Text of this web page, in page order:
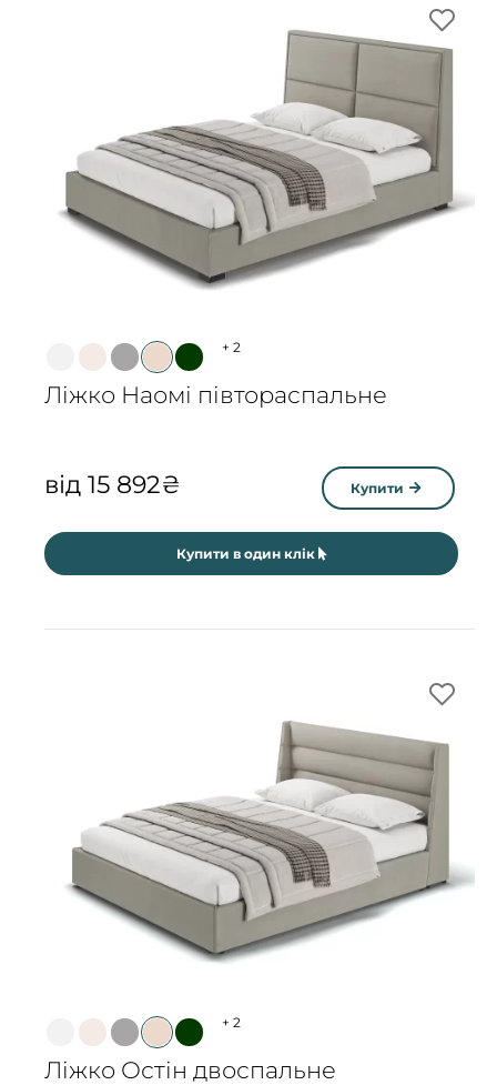
+ 2
Ліжко Наомі півтораспальне
від 15 892₴ Купити
Купити в один клік
+ 2
Ліжко Остін двоспальне